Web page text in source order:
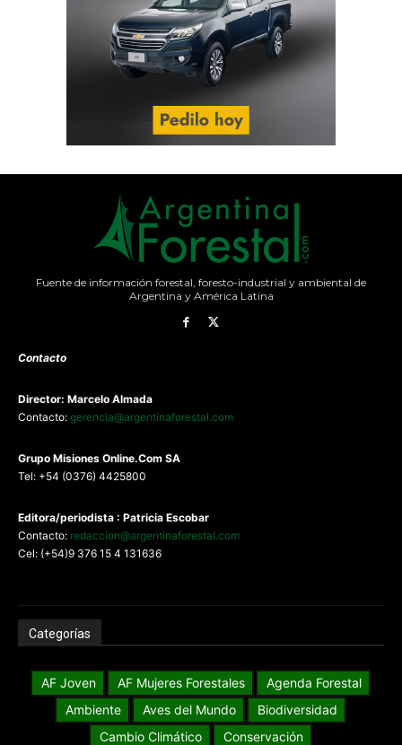
Fuente de información forestal, foresto-industrial y ambiental de
Argentina y América Latina
Contacto
Director: Marcelo Almada
Contacto: gerencia@argentinaforestal.com
Grupo Misiones Online.Com SA
Tel: +54 (0376) 4425800
Editora/periodista : Patricia Escobar
Contacto: redaccion@argentinaforestal.com
Cel: (+54)9 376 15 4 131636
Categorías
AF Joven AF Mujeres Forestales
Agenda Forestal
Ambiente
Aves del Mundo
Biodiversidad
Cambio Climático
Conservación